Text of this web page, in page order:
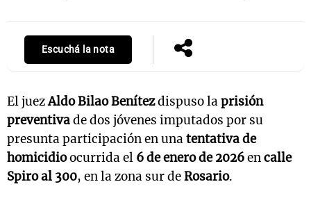
Escuchá la nota
El juezAldo Bilao Benítezdispuso laprisión
preventivade dos jóvenes imputados por su
presunta participación en unatentativa de
homicidioocurrida el 6 de enero de 2026encalle
Spiro al 300, en la zona sur deRosario.